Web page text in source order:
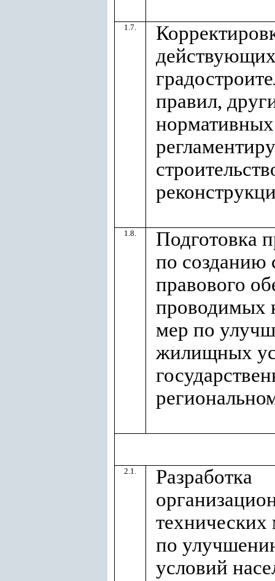
1.7.
правил,
1.8.
Подготовка
по созданию
правового
проводимых
мер по
жилищных
2.1.
Разработка
по
условий